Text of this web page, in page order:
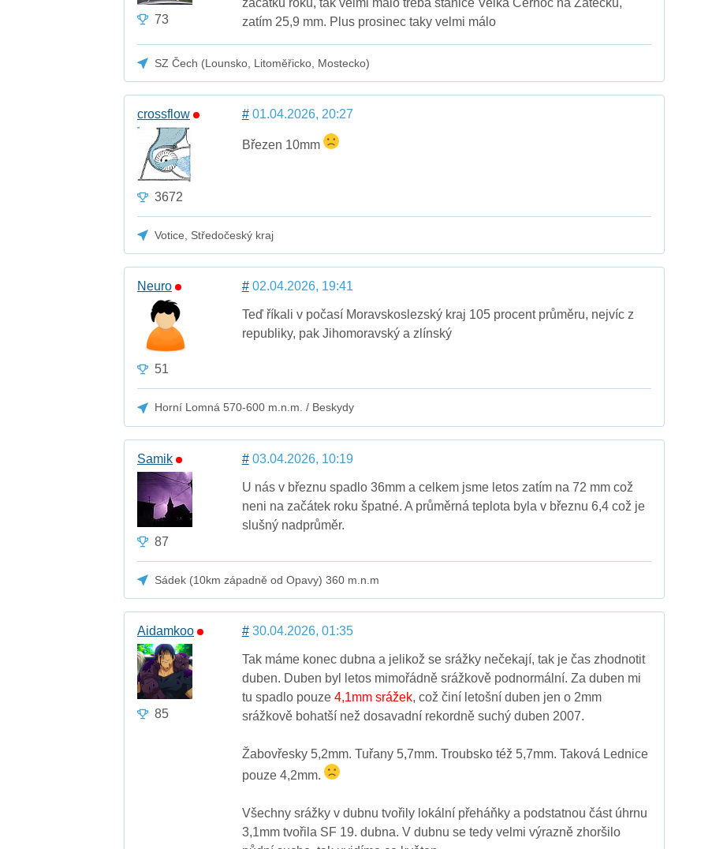
73
zatím 25,9 mm. Plus prosinec taky velmi málo
SZ Čech (Lounsko, Litoměřicko, Mostecko)
crossflow
3672
#01.04.2026, 20:27
Březen 10mm
Votice, Středočeský kraj
Neuro
51
#02.04.2026, 19:41
Teď říkali v počasí Moravskoslezský kraj 105 procent průměru, nejvíc z
republiky, pak Jihomoravský a zlínský
Horní Lomná 570-600 m.n.m. / Beskydy
Samik
87
#03.04.2026, 10:19
U nás v březnu spadlo 36mm a celkem jsme letos zatím na 72 mm což
neni na začátek roku špatné. A průměrná teplota byla v březnu 6,4 což je
slušný nadprůměr.
Sádek (10km západně od Opavy) 360 m.n.m
Aidamkoo
85
#30.04.2026, 01:35
Tak máme konec dubna a jelikož se srážky nečekají, tak je čas zhodnotit
duben. Duben byl letos mimořádně srážkově podnormální. Za duben mi
tu spadlo pouze 4,1mm srážek, což činí letošní duben jen o 2mm
srážkově bohatší než dosavadní rekordně suchý duben 2007.
Žabovřesky 5,2mm. Tuřany 5,7mm. Troubsko též 5,7mm. Taková Lednice
pouze 4,2mm.
Všechny srážky v dubnu tvořily lokální přeháňky a podstatnou část úhrnu
3,1mm tvořila SF 19. dubna. V dubnu se tedy velmi výrazně zhoršilo